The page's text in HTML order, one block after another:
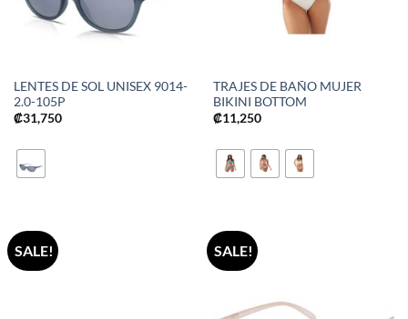
LENTES DE SOL UNISEX 9014-
2.0-105P
₡31,750
TRAJES DE BAÑO MUJER
BIKINI BOTTOM
₡11,250
SALE! SALE!